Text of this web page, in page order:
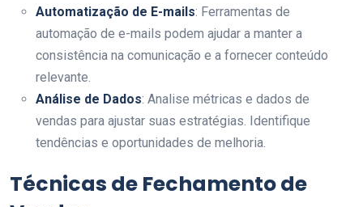
Automatização de E-mails: Ferramentas de
automação de e-mails podem ajudar a manter a
consistência na comunicação e a fornecer conteúdo
relevante.
Análise de Dados: Analise métricas e dados de
vendas para ajustar suas estratégias. Identifique
tendências e oportunidades de melhoria.
Técnicas de Fechamento de